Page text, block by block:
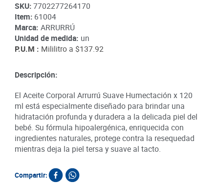
SKU:7702277264170
Item: 61004
Marca: ARRURRÚ
Unidad de medida: un
P.U.M : Mililitro a $137.92
Descripción:
El Aceite Corporal Arrurrú Suave Humectación x 120
ml está especialmente diseñado para brindar una
hidratación profunda y duradera a la delicada piel del
bebé. Su fórmula hipoalergénica, enriquecida con
ingredientes naturales, protege contra la resequedad
mientras deja la piel tersa y suave al tacto.
Compartir: